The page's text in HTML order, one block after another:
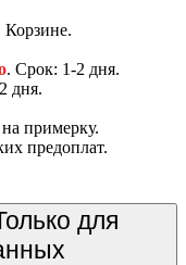
. Срок: 1-2 дня.
дня.
примерку.
предоплат.
для